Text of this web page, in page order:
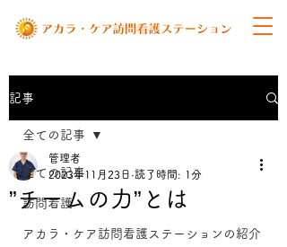
記事
全ての記事
訪問看護
アカラ・ケア訪問看護ステーションの紹介
全ての記事
”チームの力”とは
管理者
2023年11月23日 読了時間: 1分